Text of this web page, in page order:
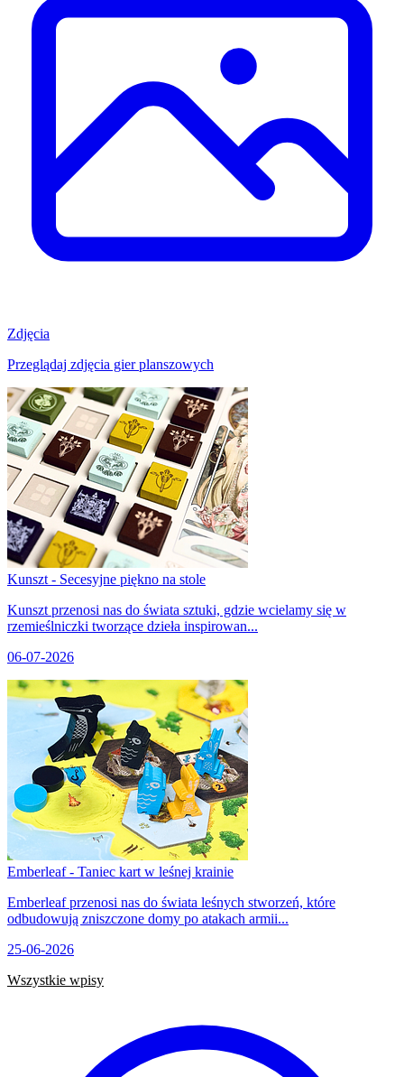
Zdjęcia
Przeglądaj zdjęcia gier planszowych
Kunszt - Secesyjne piękno na stole
Kunszt przenosi nas do świata sztuki, gdzie wcielamy się w
rzemieślniczki tworzące dzieła inspirowan...
06-07-2026
Emberleaf - Taniec kart w leśnej krainie
Emberleaf przenosi nas do świata leśnych stworzeń, które
odbudowują zniszczone domy po atakach armii...
25-06-2026
Wszystkie wpisy